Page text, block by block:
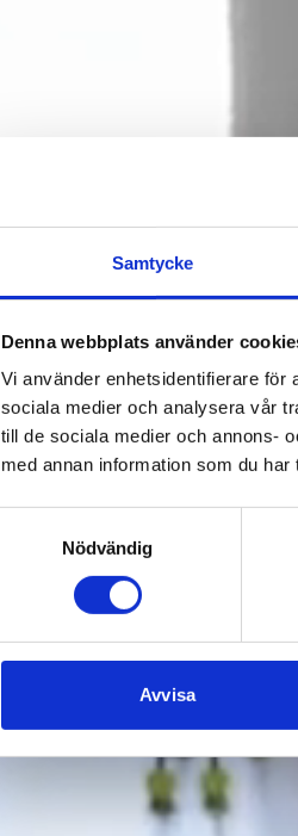
Samtycke
Denna webbplats använder
Vi använder enhetsidentifierare för
sociala medier och analysera vår
till de sociala medier och annons-
med annan information som du
Nödvändig
Avvisa